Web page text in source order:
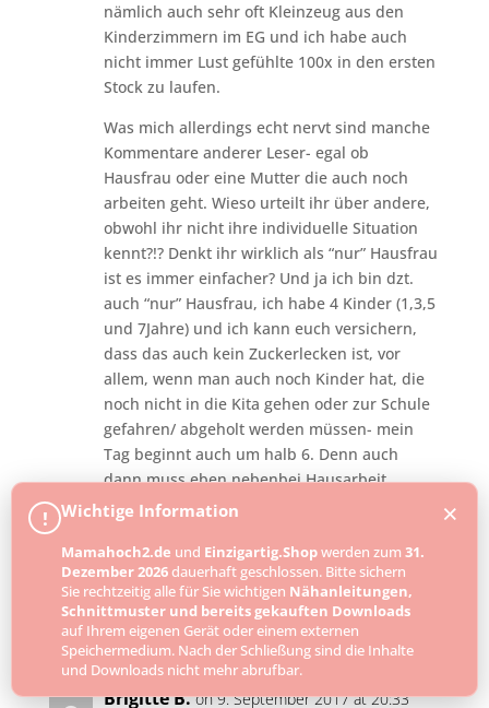
nämlich auch sehr oft Kleinzeug aus den
Kinderzimmern im EG und ich habe auch
nicht immer Lust gefühlte 100x in den ersten
Stock zu laufen.
Was mich allerdings echt nervt sind manche
Kommentare anderer Leser- egal ob
Hausfrau oder eine Mutter die auch noch
arbeiten geht. Wieso urteilt ihr über andere,
obwohl ihr nicht ihre individuelle Situation
kennt?!? Denkt ihr wirklich als “nur” Hausfrau
ist es immer einfacher? Und ja ich bin dzt.
auch “nur” Hausfrau, ich habe 4 Kinder (1,3,5
und 7Jahre) und ich kann euch versichern,
dass das auch kein Zuckerlecken ist, vor
allem, wenn man auch noch Kinder hat, die
noch nicht in die Kita gehen oder zur Schule
gefahren/ abgeholt werden müssen- mein
Tag beginnt auch um halb 6. Denn auch
dann muss eben nebenbei Hausarbeit
erledigt werden und nicht wie viele
dann das Haus kinderfrei zum putzen. Sorry
musste auch mal gesagt werden!
Reply
Brigitte B. on 9. September 2017 at 20:33
! Wichtige Information
Mamahoch2.de und Einzigartig.Shopwerden zum 31.
Dezember 2026dauerhaft geschlossen. Bitte sichern
Sie rechtzeitig alle für Sie wichtigen Nähanleitungen,
Schnittmuster und bereits gekauften Downloads
auf Ihrem eigenen Gerät oder einem externen
Speichermedium. Nach der Schließung sind die Inhalte
und Downloads nicht mehr abrufbar.
×